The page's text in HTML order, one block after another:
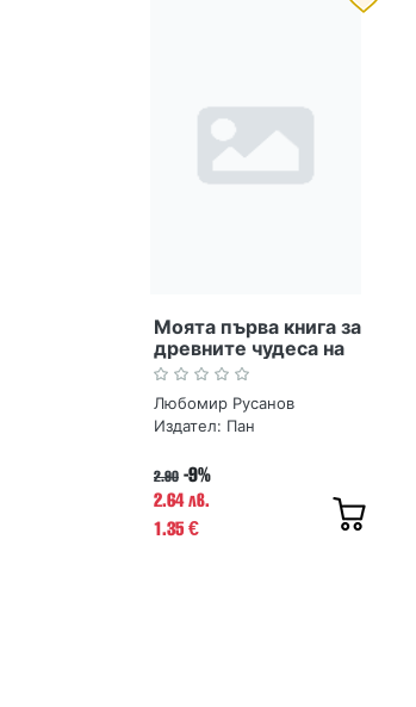
Моята първа книга за
древните чудеса на
България
Любомир Русанов
Издател: Пан
2.90 -9%
2.64 лв.
1.35 €